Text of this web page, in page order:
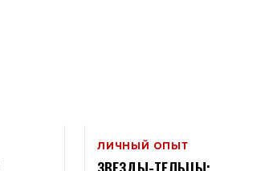
ЛИЧНЫЙ ОПЫТ